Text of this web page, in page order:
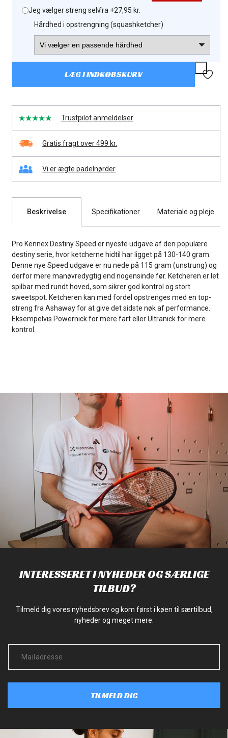
Jeg vælger streng selv: fra +27,95 kr.
Hårdhed i opstrengning (squashketcher)
LÆG I INDKØBSKURV
Trustpilot anmeldelser
Gratis fragt over 499 kr.
Vi er ægte padelnørder
Beskrivelse Specifikationer Materiale og pleje
Pro Kennex Destiny Speed er nyeste udgave af den populære
destiny serie, hvor ketcherne hidtil har ligget på 130-140 gram.
Denne nye Speed udgave er nu nede på 115 gram (unstrung) og
derfor mere manøvredygtig end nogensinde før. Ketcheren er let
spilbar med rundt hoved, som sikrer god kontrol og stort
sweetspot. Ketcheren kan med fordel opstrenges med en top-
streng fra Ashaway for at give det sidste nøk af performance.
Eksempelvis Powernick for mere fart eller Ultranick for mere
kontrol.
INTERESSERET I NYHEDER OG SÆRLIGE
TILBUD?
Tilmeld dig vores nyhedsbrev og kom først i køen til særtilbud,
nyheder og meget mere.
TILMELD DIG